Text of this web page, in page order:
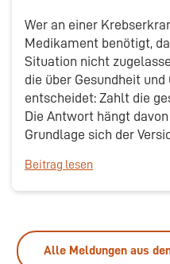
Wer an einer
Medikament benötigt,
Situation nicht
die über Gesundheit
entscheidet: Zahlt die
Die Antwort hängt
Grundlage sich der
Beitrag lesen
Alle Meldungen aus